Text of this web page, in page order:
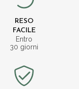
RESO
FACILE
Entro
30 giorni